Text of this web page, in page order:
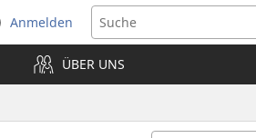
Anmelden
(öffnet
neues
Fenster)ÜBER UNS